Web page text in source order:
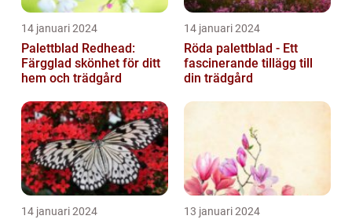
14 januari 2024
Palettblad Redhead:
Färgglad skönhet för ditt
hem och trädgård
14 januari 2024
Röda palettblad - Ett
fascinerande tillägg till
din trädgård
14 januari 2024 13 januari 2024